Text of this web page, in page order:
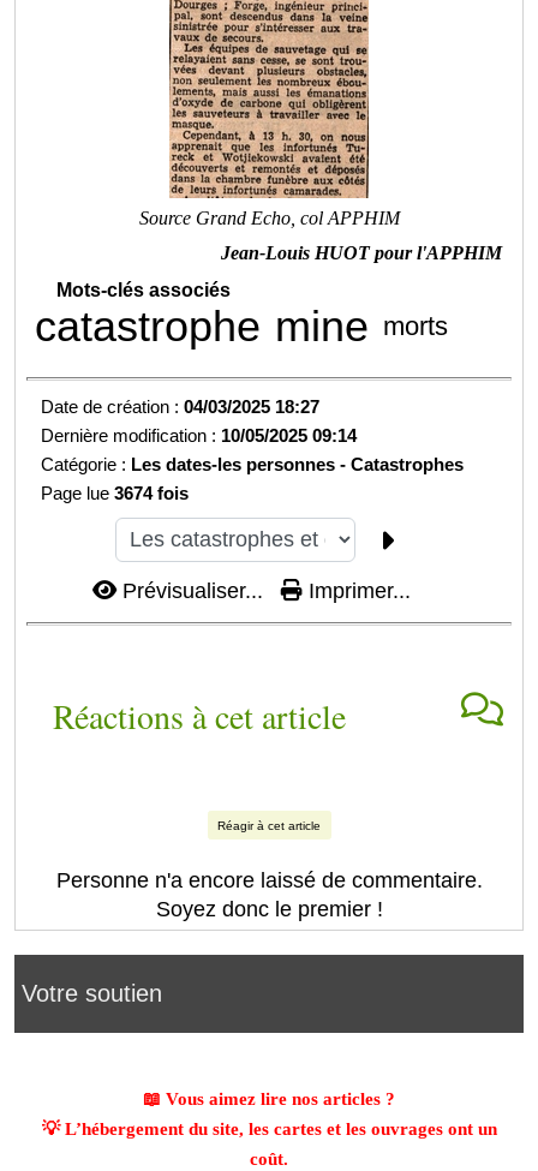
Votre soutien
📖 Vous aimez lire nos articles ?
💡 L’hébergement du site, les cartes et les ouvrages ont un
coût.
Source Grand Echo, col APPHIM
Jean-Louis HUOT pour l'APPHIM
Mots-clés associés
catastrophe mine morts
Date de création :04/03/2025 18:27
Dernière modification : 10/05/2025 09:14
Catégorie : Les dates-les personnes -Catastrophes
Page lue3674 fois
Prévisualiser... Imprimer...
Réactions à cet article
Réagir à cet article
Personne n'a encore laissé de commentaire.
Soyez donc le premier !